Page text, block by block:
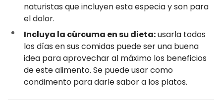
naturistas que incluyen esta especia y son para
el dolor.
Incluya la cúrcuma en su dieta:usarla todos
los días en sus comidas puede ser una buena
idea para aprovechar al máximo los beneficios
de este alimento. Se puede usar como
condimento para darle sabor a los platos.